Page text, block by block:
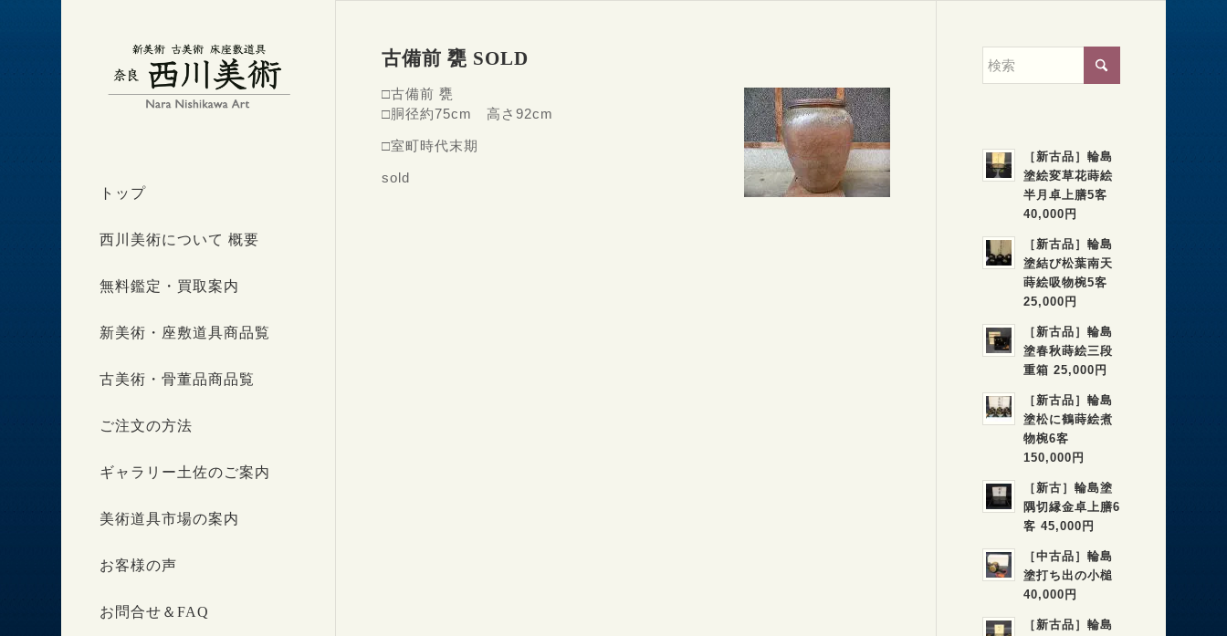
トップ
西川美術について 概要
無料鑑定・買取案内
新美術・座敷道具商品覧
古美術・骨董品商品覧
ご注文の方法
ギャラリー土佐のご案内
美術道具市場の案内
お客様の声
お問合せ＆FAQ
古備前 甕 SOLD
□古備前 甕
□胴径約75cm 高さ92cm
□室町時代末期
sold
［新古品］輪島
塗絵変草花蒔絵
半月卓上膳5客
40,000円
［新古品］輪島
塗結び松葉南天
蒔絵吸物椀5客
25,000円
［新古品］輪島
塗春秋蒔絵三段
重箱 25,000円
［新古品］輪島
塗松に鶴蒔絵煮
物椀6客
150,000円
［新古］輪島塗
隅切縁金卓上膳6
客 45,000円
［中古品］輪島
塗打ち出の小槌
40,000円
［新古品］輪島